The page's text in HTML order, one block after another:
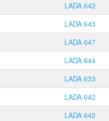
LADA 642
LADA 643
LADA 647
LADA 644
LADA 633
LADA 642
LADA 642